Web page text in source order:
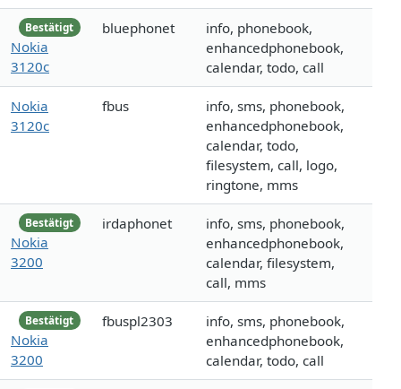
Bestätigt
Nokia
3120c
bluephonet
info, phonebook,
enhancedphonebook,
calendar, todo, call
Nokia
3120c
fbus
info, sms, phonebook,
enhancedphonebook,
calendar, todo,
filesystem, call, logo,
ringtone, mms
Bestätigt
Nokia
3200
irdaphonet
info, sms, phonebook,
enhancedphonebook,
calendar, filesystem,
call, mms
Bestätigt
Nokia
3200
fbuspl2303
info, sms, phonebook,
enhancedphonebook,
calendar, todo, call